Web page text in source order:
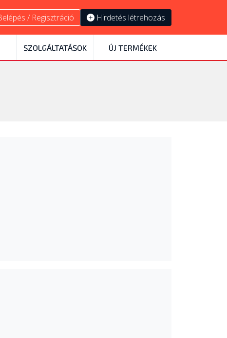
/ Regisztráció Hirdetés létrehozás
SZOLGÁLTATÁSOK ÚJ TERMÉKEK